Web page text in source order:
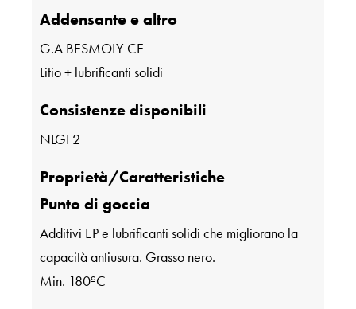
Addensante e altro
G.A BESMOLY CE
Litio + lubrificanti solidi
Consistenze disponibili
NLGI 2
Proprietà/Caratteristiche
Punto di goccia
Additivi EP e lubrificanti solidi che migliorano la
capacità antiusura. Grasso nero.
Min. 180ºC